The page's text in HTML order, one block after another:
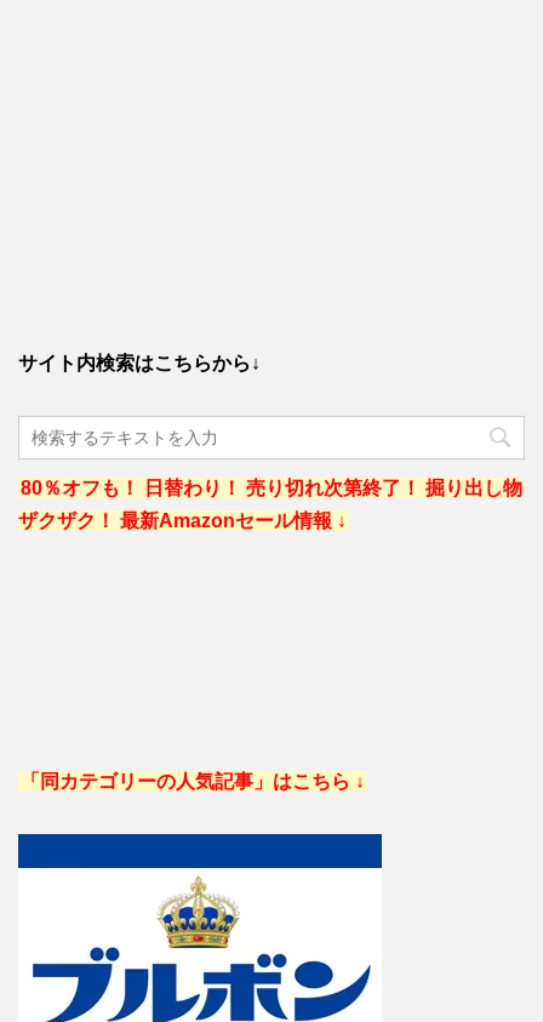
サイト内検索はこちらから↓
80％オフも！ 日替わり！ 売り切れ次第終了！ 掘り出し物
ザクザク！ 最新Amazonセール情報 ↓
「同カテゴリーの人気記事」はこちら ↓